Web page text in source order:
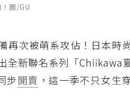
圖/GU
再次被萌系攻佔！日本時
新聯名系列「Chiikawa
步開賣 ，這一季不只女生